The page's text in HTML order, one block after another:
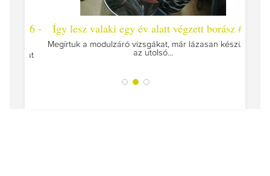
Így lesz valaki egy év alatt végzett borász #25
Megírtuk a modulzáró vizsgákat, már lázasan készülünk
az utolsó...